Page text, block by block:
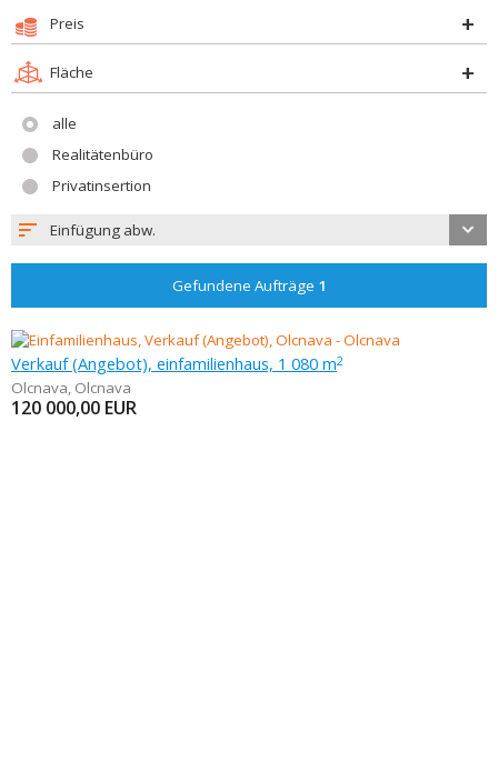
Preis
Fläche
alle
Realitätenbüro
Privatinsertion
Einfügung abw.
Gefundene Aufträge 1
Verkauf (Angebot), einfamilienhaus, 1 080 m2
Olcnava, Olcnava
120 000,00 EUR